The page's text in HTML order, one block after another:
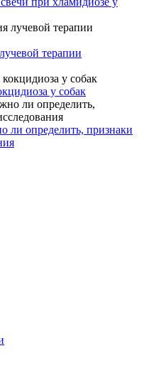
терапии
у собак
ли определить, признаки